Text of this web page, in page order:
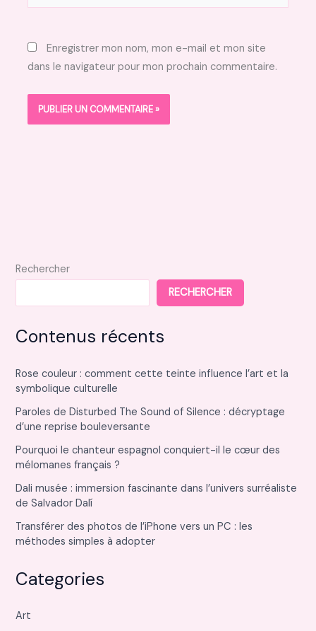
Enregistrer mon nom, mon e-mail et mon site
dans le navigateur pour mon prochain commentaire.
Rechercher
RECHERCHER
Contenus récents
Rose couleur : comment cette teinte influence l’art et la
symbolique culturelle
Paroles de Disturbed The Sound of Silence : décryptage
d’une reprise bouleversante
Pourquoi le chanteur espagnol conquiert-il le cœur des
mélomanes français ?
Dali musée : immersion fascinante dans l’univers surréaliste
de Salvador Dalí
Transférer des photos de l’iPhone vers un PC : les
méthodes simples à adopter
Categories
Art